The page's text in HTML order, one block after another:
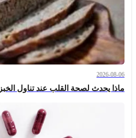
2026-08-06
ماذا يحدث لصحة القلب عند تناول